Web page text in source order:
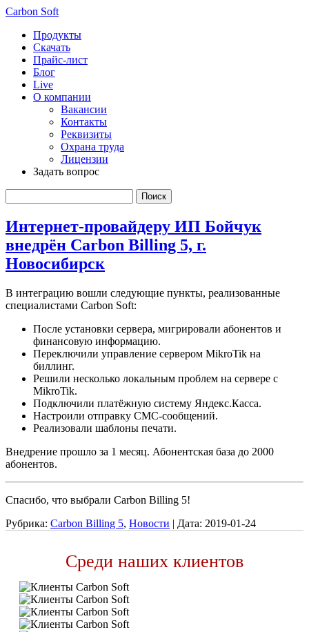
Carbon Soft
Продукты
Скачать
Прайс-лист
Блог
Live
О компании
Вакансии
Контакты
Реквизиты
Охрана труда
Лицензии
Задать вопрос
Интернет-провайдеру ИП Бойчук
внедрён Carbon Billing 5, г.
Новосибирск
В интеграцию вошли следующие пункты, реализованные
специалистами Carbon Soft:
После установки сервера, мигрировали абонентов и
финансовую информацию.
Переключили управление сервером MikroTik на
биллинг.
Решили несколько локальным проблем на сервере с
MikroTik.
Подключили платёжную систему Яндекс.Касса.
Настроили отправку СМС-сообщений.
Реализовали шаблоны печати.
Внедрение прошло за 1 месяц. Абонентская база до 2000
абонентов.
Спасибо, что выбрали Carbon Billing 5!
Рубрика: Carbon Billing 5, Новости | Дата: 2019-01-24
Среди наших клиентов